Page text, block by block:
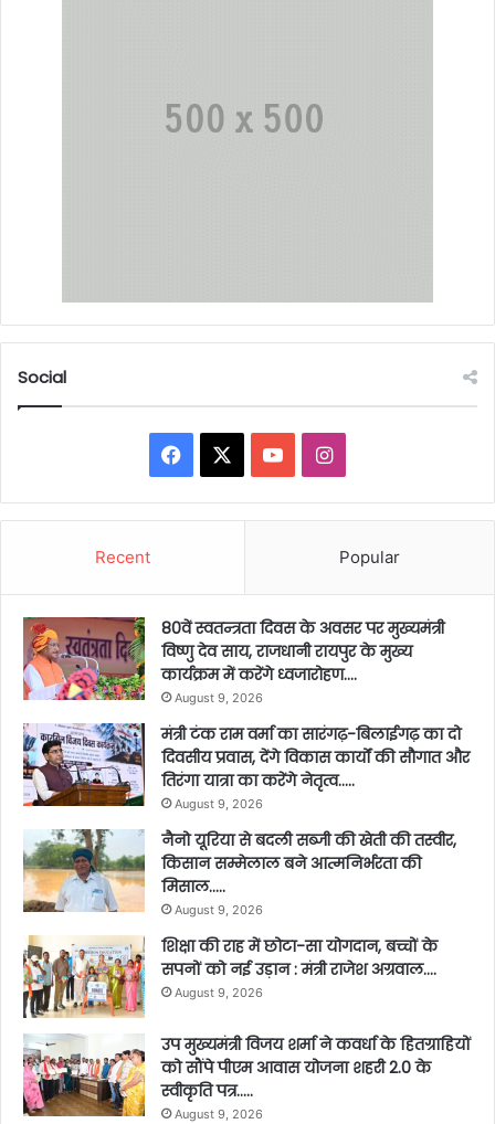
Social
Facebook YouTubeInstagram
Recent Popular
80वें स्वतन्त्रता दिवस के अवसर पर मुख्यमंत्री
विष्णु देव साय, राजधानी रायपुर के मुख्य
कार्यक्रम में करेंगे ध्वजारोहण….
August 9, 2026
मंत्री टंक राम वर्मा का सारंगढ़-बिलाईगढ़ का दो
दिवसीय प्रवास, देंगे विकास कार्यों की सौगात और
तिरंगा यात्रा का करेंगे नेतृत्व…..
August 9, 2026
नैनो यूरिया से बदली सब्जी की खेती की तस्वीर,
किसान सम्मेलाल बने आत्मनिर्भरता की
मिसाल…..
August 9, 2026
शिक्षा की राह में छोटा-सा योगदान, बच्चों के
सपनों को नई उड़ान : मंत्री राजेश अग्रवाल….
August 9, 2026
उप मुख्यमंत्री विजय शर्मा ने कवर्धा के हितग्राहियों
को सौंपे पीएम आवास योजना शहरी 2.0 के
स्वीकृति पत्र…..
August 9, 2026